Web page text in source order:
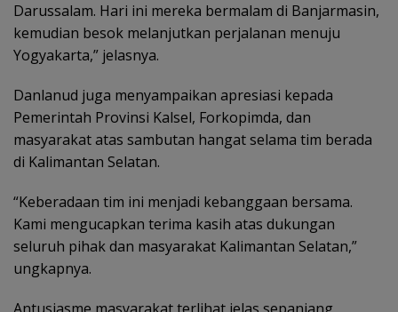
Darussalam. Hari ini mereka bermalam di Banjarmasin,
kemudian besok melanjutkan perjalanan menuju
Yogyakarta,” jelasnya.
Danlanud juga menyampaikan apresiasi kepada
Pemerintah Provinsi Kalsel, Forkopimda, dan
masyarakat atas sambutan hangat selama tim berada
di Kalimantan Selatan.
“Keberadaan tim ini menjadi kebanggaan bersama.
Kami mengucapkan terima kasih atas dukungan
seluruh pihak dan masyarakat Kalimantan Selatan,”
ungkapnya.